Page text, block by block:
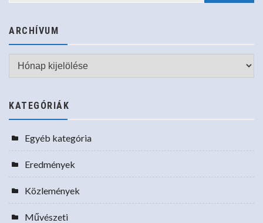
ARCHÍVUM
Archívum
KATEGÓRIÁK
Egyéb kategória
Eredmények
Közlemények
Művészeti